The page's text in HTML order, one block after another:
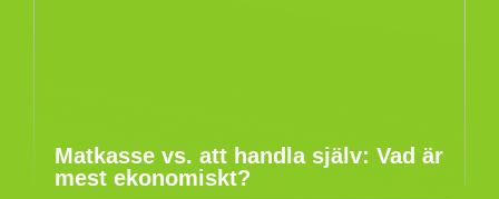
Matkasse vs. att handla själv: Vad är
mest ekonomiskt?